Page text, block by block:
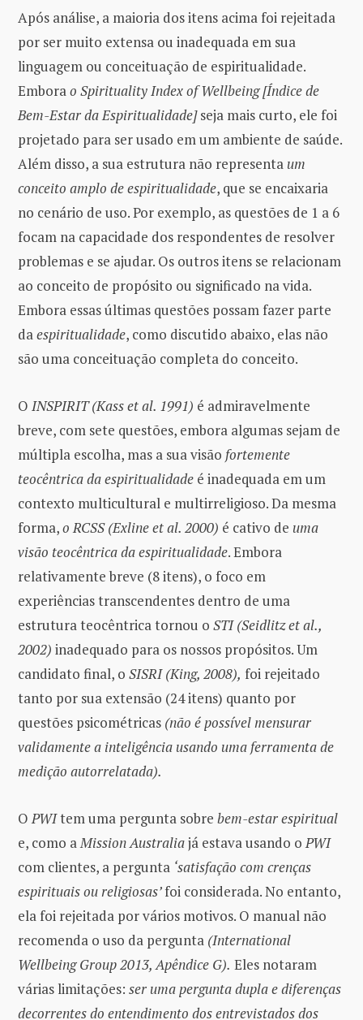
Após análise, a maioria dos itens acima foi rejeitada
por ser muito extensa ou inadequada em sua
linguagem ou conceituação de espiritualidade.
Emborao Spirituality Index of Wellbeing[Índice de
Bem-Estar da Espiritualidade]seja mais curto, ele foi
projetado para ser usado em um ambiente de saúde.
Além disso, a sua estrutura não representa um
conceito amplo de espiritualidade, que se encaixaria
no cenário de uso. Por exemplo, as questões de 1 a 6
focam na capacidade dos respondentes de resolver
problemas e se ajudar. Os outros itens se relacionam
ao conceito de propósito ou significado na vida.
Embora essas últimas questões possam fazer parte
daespiritualidade, como discutido abaixo, elas não
são uma conceituação completa do conceito.
O INSPIRIT (Kass et al. 1991) é admiravelmente
breve, com sete questões, embora algumas sejam de
múltipla escolha, mas a sua visão fortemente
teocêntrica da espiritualidade é inadequada em um
contexto multicultural e multirreligioso. Da mesma
forma,o RCSS (Exline et al. 2000) é cativo de uma
visão teocêntrica da espiritualidade. Embora
relativamente breve (8 itens), o foco em
experiências transcendentes dentro de uma
estrutura teocêntrica tornou o STI (Seidlitz et al.,
2002) inadequado para os nossos propósitos. Um
candidato final, o SISRI (King, 2008), foi rejeitado
tanto por sua extensão (24 itens) quanto por
questões psicométricas (não é possível mensurar
validamente a inteligência usando uma ferramenta de
medição autorrelatada).
OPWItem uma pergunta sobre bem-estar espiritual
e, como aMission Australiajá estava usando oPWI
com clientes, a pergunta ‘satisfação com crenças
espirituais ou religiosas’foi considerada. No entanto,
ela foi rejeitada por vários motivos. O manual não
recomenda o uso da pergunta (International
Wellbeing Group 2013, Apêndice G). Eles notaram
várias limitações: ser uma pergunta dupla e diferenças
decorrentes do entendimento dos entrevistados dos